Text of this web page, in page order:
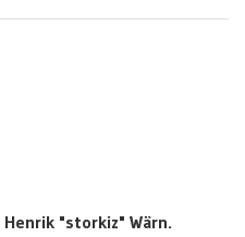
Henrik "storkiz" Wärn.